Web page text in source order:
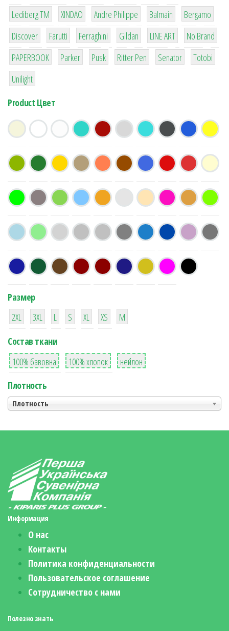
3
Lediberg ТМ
3
XINDAO
1
Andre Philippe
4
Balmain
26
Bergamo
64
Discover
299
Farutti
4
Ferraghini
42
Gildan
4
LINE ART
90
No Brand
8
PAPERBOOK
6
Parker
2
Pusk
22
Ritter Pen
15
Senator
43
Totobi
1
Unilight
Product Цвет
Размер
38
2XL
16
3XL
42
L
42
S
42
XL XS
М
Состав ткани
8
100% бавовна
36
100% хлопок
2
нейлон
Плотность
Плотность
Информация
О нас
Контакты
Политика конфиденциальности
Пользовательское соглашение
Сотрудничество с нами
Полезно знать